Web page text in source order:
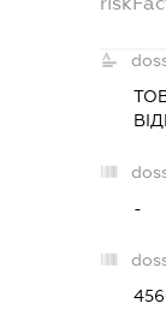
-